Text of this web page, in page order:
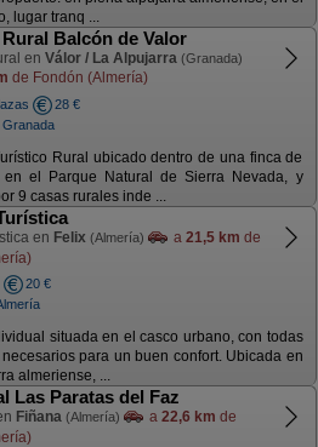
lugar tranq ...
Balcón de Valor
en Válor / La Alpujarra (Granada)
de Fondón (Almería)
28 €
Granada
Rural ubicado dentro de una finca de
el Parque Natural de Sierra Nevada, y
9 casas rurales inde ...
en Felix (Almería) a 21,5 km de
20 €
situada en el casco urbano, con todas
necesarios para un buen confort. Ubicada en
almeriense, ...
Las Paratas del Faz
Fiñana (Almería) a 22,6 km de